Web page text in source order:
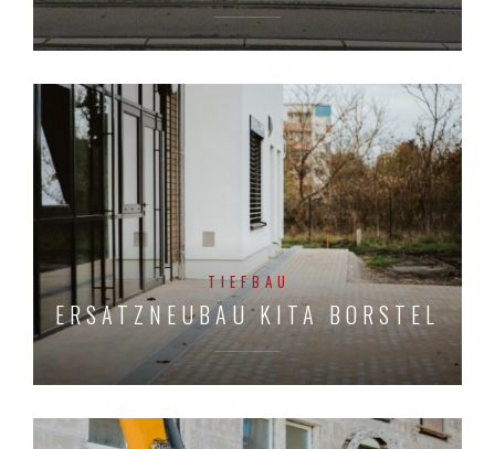
TIEFBAU
ERSATZNEUBAU KITA BORSTEL